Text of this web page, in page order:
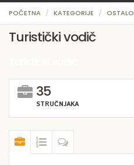
POČETNA KATEGORIJE OSTALO
Turistički vodič
35
STRUČNJAKA